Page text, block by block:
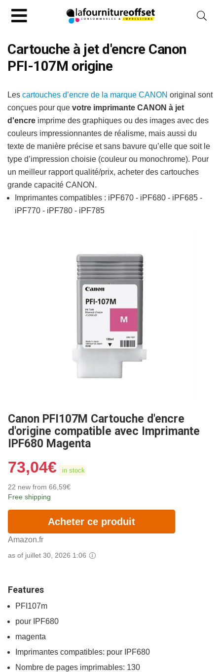
Cartouche à jet d'encre Canon
PFI-107M origine
Les cartouches d’encre de la marque CANON original sont
conçues pour que votre imprimante CANON à jet
d'encre imprime des graphiques ou des images avec des
couleurs impressionnantes de réalisme, mais aussi du
texte de manière précise et sans bavure qu’elle que soit le
type d’impression choisie (couleur ou monochrome). Pour
un meilleur rapport qualité/prix, acheter des cartouches
grande capacité CANON.
Imprimantes compatibles : iPF670 - iPF680 - iPF685 -
iPF770 - iPF780 - iPF785
Canon PFI107M Cartouche d'encre
d'origine compatible avec Imprimante
IPF680 Magenta
73,04€ in stock
22 new from 66,59€
Free shipping
Acheter ce produit
Amazon.fr
as of juillet 30, 2026 1:06
Features
PFI107m
pour IPF680
magenta
Imprimantes compatibles: pour IPF680
Nombre de pages imprimables: 130